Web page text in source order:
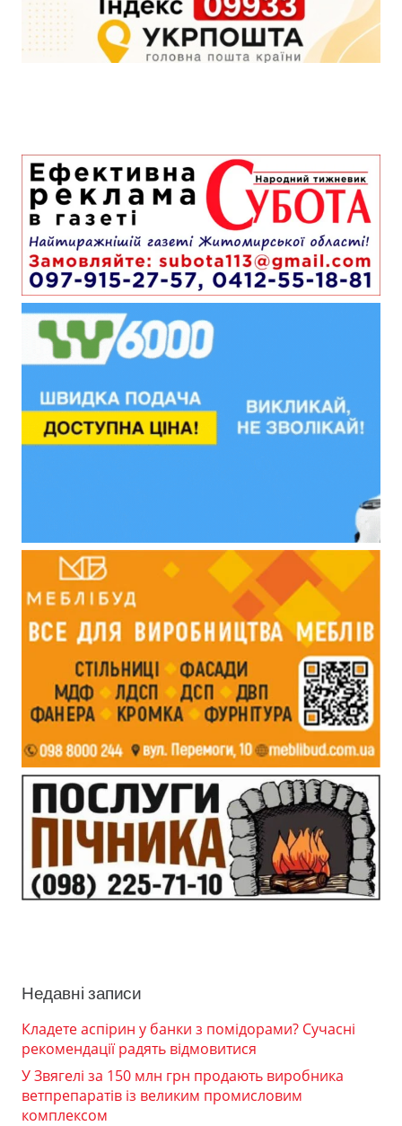
Недавні записи
Кладете аспірин у банки з помідорами? Сучасні
рекомендації радять відмовитися
У Звягелі за 150 млн грн продають виробника
ветпрепаратів із великим промисловим
комплексом